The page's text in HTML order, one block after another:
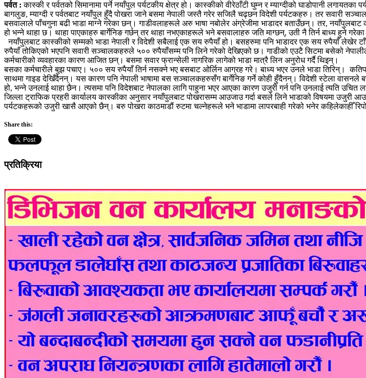
पर्वत :कास्की र पर्वतको सिमानामा पर्ने नयाँपुल पर्यटकीय क्षेत्र हो। कास्कीको वीरेठाँटी घुम्न र म्याग्दीको घाडोपानी
बागलुङ, म्याग्दी र पर्वतबाट नयाँपुल हुँदै पोखरा जाने बसमा नेपाली जस्तै गरेर सजिलै चढ्छन विदेशी पर्यटकहरु। तर सवारी
बसवालाले पाँचगुना बढी भाडा माग्ने गरेका छन्। गाडीवलाहरूले अरु भाषा नबोलेर अंग्रेजीमा भाडादर बताउँछन्। तर,
हो भन्ने थाहा छ। थाहा पाएकाहरु बार्गेनिङ गर्छन् तर थाहा नभएकाहरूले भने बसवालाहरु जति माग्छन्, उती नै तिर्न बाध्य हुने
नयाँपुलबाट कास्कीको सम्मको भाडा नेपाली र विदेशी सबैलाई एक सय रुपैयाँ हो। बसहरुमा पनि भाडादर एक सय रुपैयाँ लेखेर
रुपैयाँ तोकिएको भएपनि सवारी सञ्चालकहरुले ५०० रुपैयाँसम्म पनि लिने गरेको देखिएको छ। गाडीको एउटै सिटमा बसेको
कर्मचारीको व्यवहारका कारण आजित छन्। बसमा सवार फ्रान्सेली नागरिक लागेको भाडा मात्रै लिन अनुरोध गर्दै थिइन्।
बसका कर्मचारीले बुझ पचाए। ५०० सय रुपैयाँ तिर्न नसक्ने भए बसबाट ओर्लिन आग्रह गरे। बाध्य भएर उनले भाडा तिरिन्।
साथमा गाइड देखिँदैनन्। यस कारण पनि नेपाली भाषामा बस सञ्चालकहरुसँग बार्गेनिङ गर्ने कोही हुँदैनन्। विदेशी स्टेला वासनले
हो, भन्ने उनलाई थाहा छैन। त्यसमा पनि विदेशबाट नेपालका लागि पाहुना भएर आएका कारण उजुरी गर्न पनि उनलाई त्यति उचित
जिल्ला ट्राफिक प्रहरी कार्यालय कास्कीका अनुसार नयाँपुलबाट पोखरासम्म आउजाउ गर्दा बसले लिने भाडाको विषयमा उजुरी
पर्यटकहरूको उजुरी खासै आएको छैन्। बरु पोखरा काठमाडौं रुटमा चल्नेहरूले भने भाडामा लापरबाही गरेको भनेर कहिलेकाहीँ
Share this:
प्रतिक्रिया